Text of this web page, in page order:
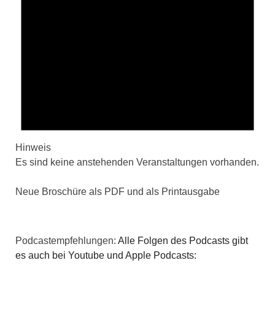
Hinweis
Es sind keine anstehenden Veranstaltungen vorhanden.
Neue Broschüre als PDF und als Printausgabe
Podcastempfehlungen: Alle Folgen des Podcasts gibt
es auch bei Youtube und Apple Podcasts: